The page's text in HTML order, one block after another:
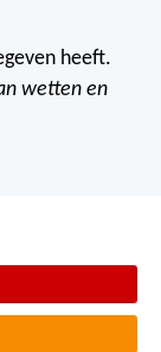
heeft.
wetten en